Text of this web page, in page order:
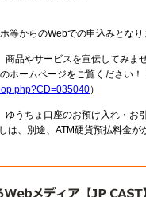
からのWebでの申込みとなり
品やサービスを宣伝してみま
ホームページをご覧ください！
）
うちょ口座のお預け入れ・お
、別途、ATM硬貨預払料金が